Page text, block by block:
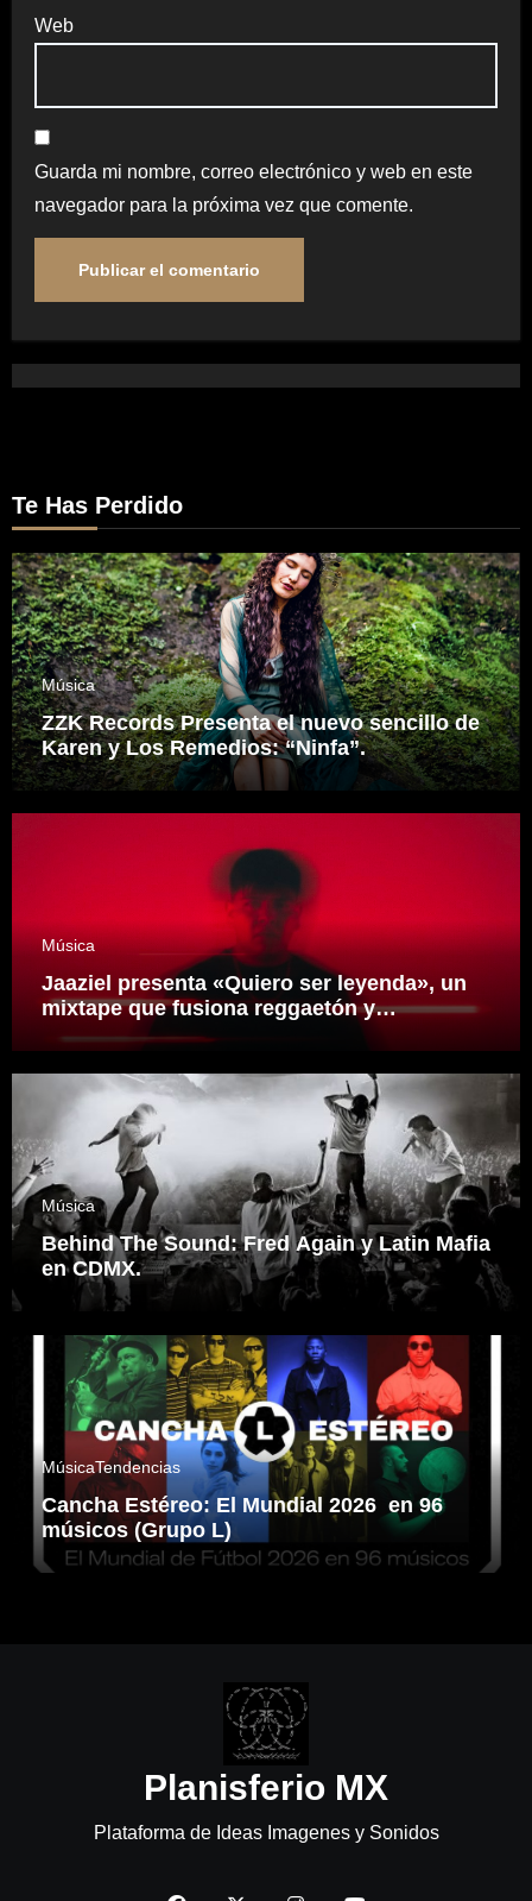
Web
Guarda mi nombre, correo electrónico y web en este
navegador para la próxima vez que comente.
Te Has Perdido
Música
ZZK Records Presenta el nuevo sencillo de
Karen y Los Remedios: “Ninfa”.
Música
Jaaziel presenta «Quiero ser leyenda», un
mixtape que fusiona reggaetón y
electrónica desde una visión propia
inspirado en el sonidero Mexicano.
Música
Behind The Sound: Fred Again y Latin Mafia
en CDMX.
MúsicaTendencias
Cancha Estéreo: El Mundial 2026 en 96
músicos (Grupo L)
Planisferio MX
Plataforma de Ideas Imagenes y Sonidos